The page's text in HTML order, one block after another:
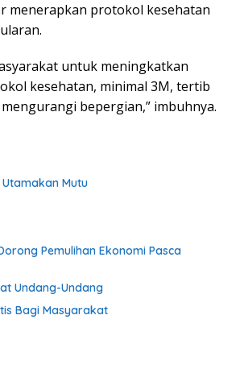
menerapkan protokol kesehatan
untuk meningkatkan
kesehatan, minimal 3M, tertib
bepergian,” imbuhnya.
Mutu
Pemulihan Ekonomi Pasca
Undang-Undang
Bagi Masyarakat